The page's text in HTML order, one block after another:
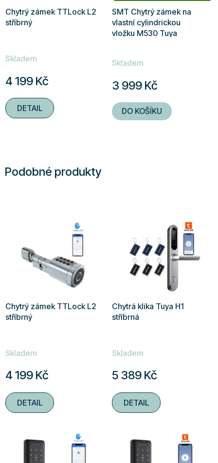
Chytrý zámek TTLock L2
stříbrný
hodnocení
je
5,0
z
Skladem
4 199 Kč
DETAIL
SMT Chytrý zámek na
vlastní cylindrickou
vložku M530 Tuya
Skladem
3 999 Kč
DO KOŠÍKU
Podobné produkty
Chytrý zámek TTLock L2
stříbrný
hodnocení
je
5,0
z
Skladem
4 199 Kč
DETAIL
Chytrá klika Tuya H1
stříbrná
hodnocení
je
5,0
z
Skladem
5 389 Kč
DETAIL